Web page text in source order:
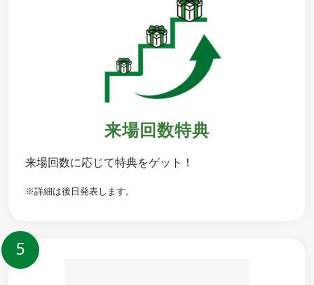
来場回数特典
来場回数に応じて特典をゲット！
※詳細は後日発表します。
5